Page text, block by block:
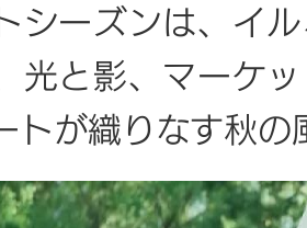
シーズンは、イ
光と影、マーケ
トが織りなす秋